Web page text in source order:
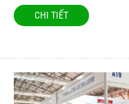
CHI TIẾT